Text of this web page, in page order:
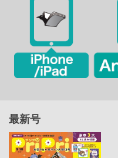
最新号